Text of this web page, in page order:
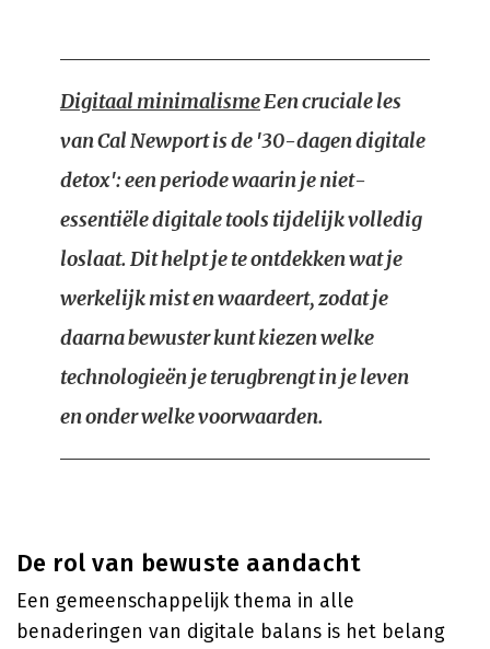
Digitaal minimalismeEen cruciale les
van Cal Newport is de '30-dagen digitale
detox': een periode waarin je niet-
essentiële digitale tools tijdelijk volledig
loslaat. Dit helpt je te ontdekken wat je
werkelijk mist en waardeert, zodat je
daarna bewuster kunt kiezen welke
technologieën je terugbrengt in je leven
en onder welke voorwaarden.
De rol van bewuste aandacht
Een gemeenschappelijk thema in alle
benaderingen van digitale balans is het belang